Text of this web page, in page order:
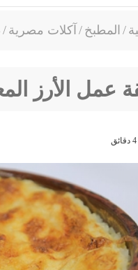
/ المطبخ / آكلات مصرية /
عمل الأرز